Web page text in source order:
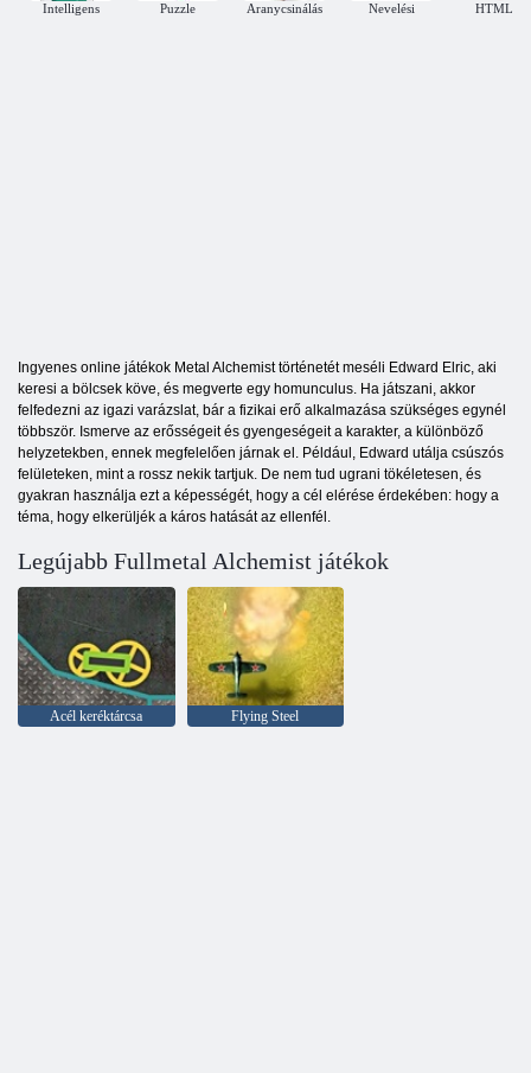
Intelligens Puzzle Aranycsinálás Nevelési HTML5
Ingyenes online játékok Metal Alchemist történetét meséli Edward Elric, aki
keresi a bölcsek köve, és megverte egy homunculus. Ha játszani, akkor
felfedezni az igazi varázslat, bár a fizikai erő alkalmazása szükséges egynél
többször. Ismerve az erősségeit és gyengeségeit a karakter, a különböző
helyzetekben, ennek megfelelően járnak el. Például, Edward utálja csúszós
felületeken, mint a rossz nekik tartjuk. De nem tud ugrani tökéletesen, és
gyakran használja ezt a képességét, hogy a cél elérése érdekében: hogy a
téma, hogy elkerüljék a káros hatását az ellenfél.
Legújabb Fullmetal Alchemist játékok
Acél keréktárcsa Flying Steel